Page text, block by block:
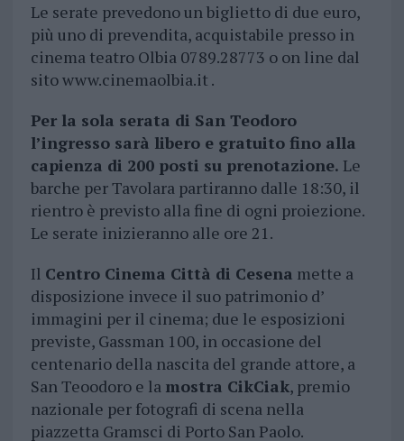
Le serate prevedono un biglietto di due euro,
più uno di prevendita, acquistabile presso in
cinema teatro Olbia 0789.28773 o on line dal
sito www.cinemaolbia.it .
Per la sola serata di San Teodoro
l’ingresso sarà libero e gratuito fino alla
capienza di 200 posti su prenotazione. Le
barche per Tavolara partiranno dalle 18:30, il
rientro è previsto alla fine di ogni proiezione.
Le serate inizieranno alle ore 21.
Il Centro Cinema Città di Cesena mette a
disposizione invece il suo patrimonio d’
immagini per il cinema; due le esposizioni
previste, Gassman 100, in occasione del
centenario della nascita del grande attore, a
San Teoodoro e la mostra CikCiak, premio
nazionale per fotografi di scena nella
piazzetta Gramsci di Porto San Paolo.